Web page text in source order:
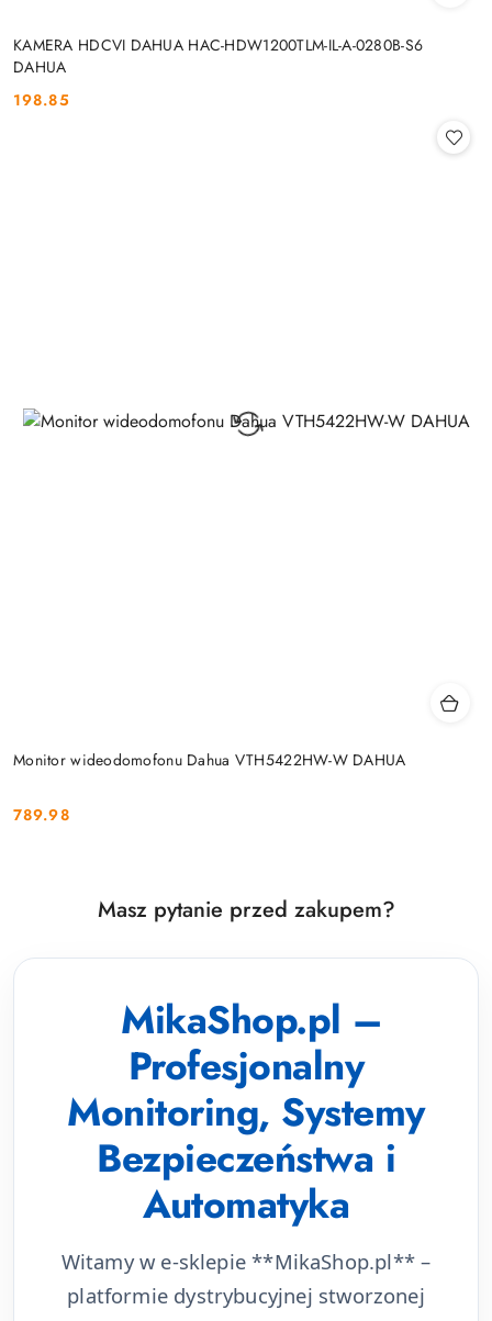
KAMERA HDCVI DAHUA HAC-HDW1200TLM-IL-A-0280B-S6
DAHUA
Cena:
198.85
Monitor wideodomofonu Dahua VTH5422HW-W DAHUA
Cena:
789.98
Masz pytanie przed zakupem?
MikaShop.pl –
Profesjonalny
Monitoring, Systemy
Bezpieczeństwa i
Automatyka
Witamy w e-sklepie **MikaShop.pl** –
platformie dystrybucyjnej stworzonej